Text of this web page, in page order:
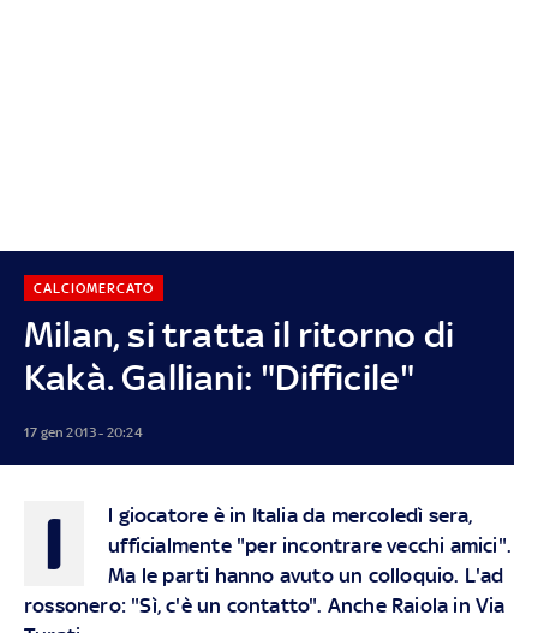
Milan, si tratta il ritorno di
Kakà. Galliani: "Difficile"
CALCIOMERCATO
17 gen 2013 - 20:24
I
l giocatore è in Italia da mercoledì sera,
ufficialmente "per incontrare vecchi amici".
Ma le parti hanno avuto un colloquio. L'ad
rossonero: "Sì, c'è un contatto". Anche Raiola in Via